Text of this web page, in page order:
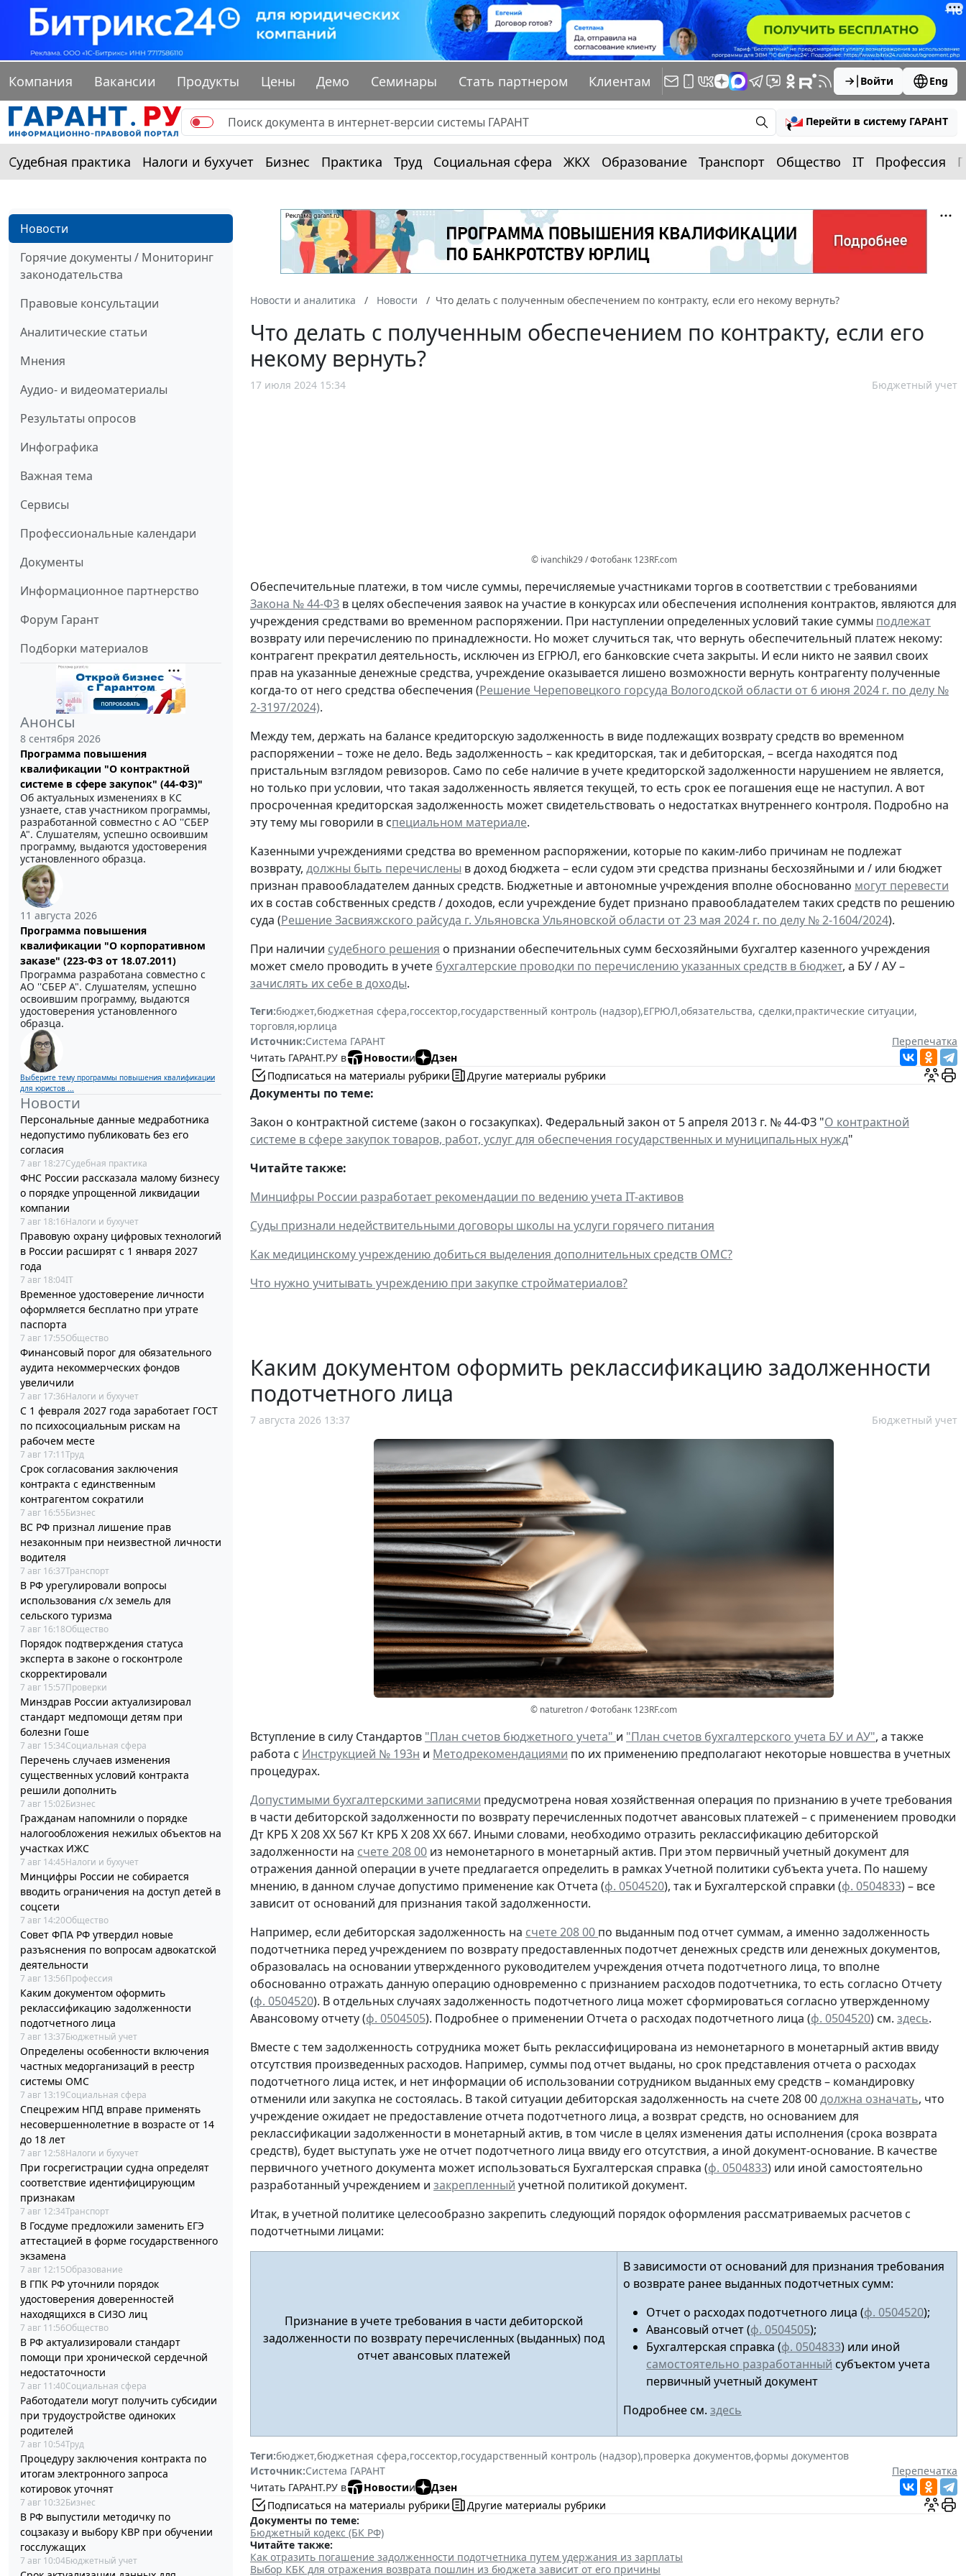
Компания Вакансии Продукты Цены Демо Семинары Стать партнером Клиентам Войти Eng
Перейти в систему ГАРАНТ
Судебная практика Налоги и бухучет Бизнес Практика Труд Социальная сфера ЖКХ Образование Транспорт Общество IT Профессия
Новости
Горячие документы / Мониторинг
законодательства
Правовые консультации
Аналитические статьи
Мнения
Аудио- и видеоматериалы
Результаты опросов
Инфографика
Важная тема
Сервисы
Профессиональные календари
Документы
Информационное партнерство
Форум Гарант
Подборки материалов
Анонсы
8 сентября 2026
Программа повышения
квалификации "О контрактной
системе в сфере закупок" (44-ФЗ)"
Об актуальных изменениях в КС
узнаете, став участником программы,
разработанной совместно с АО ''СБЕР
А". Слушателям, успешно освоившим
программу, выдаются удостоверения
установленного образца.
11 августа 2026
Программа повышения
квалификации "О корпоративном
заказе" (223-ФЗ от 18.07.2011)
Программа разработана совместно с
АО ''СБЕР А". Слушателям, успешно
освоившим программу, выдаются
удостоверения установленного
образца.
Выберите тему программы повышения квалификации
для юристов ...
Новости
Персональные данные медработника
недопустимо публиковать без его
согласия
7 авг 18:27Судебная практика
ФНС России рассказала малому бизнесу
о порядке упрощенной ликвидации
компании
7 авг 18:16Налоги и бухучет
Правовую охрану цифровых технологий
в России расширят с 1 января 2027
года
7 авг 18:04IT
Временное удостоверение личности
оформляется бесплатно при утрате
паспорта
7 авг 17:55Общество
Финансовый порог для обязательного
аудита некоммерческих фондов
увеличили
7 авг 17:36Налоги и бухучет
С 1 февраля 2027 года заработает ГОСТ
по психосоциальным рискам на
рабочем месте
7 авг 17:11Труд
Срок согласования заключения
контракта с единственным
контрагентом сократили
7 авг 16:55Бизнес
ВС РФ признал лишение прав
незаконным при неизвестной личности
водителя
7 авг 16:37Транспорт
В РФ урегулировали вопросы
использования с/х земель для
сельского туризма
7 авг 16:18Общество
Порядок подтверждения статуса
эксперта в законе о госконтроле
скорректировали
7 авг 15:57Проверки
Минздрав России актуализировал
стандарт медпомощи детям при
болезни Гоше
7 авг 15:34Социальная сфера
Перечень случаев изменения
существенных условий контракта
решили дополнить
7 авг 15:02Бизнес
Гражданам напомнили о порядке
налогообложения нежилых объектов на
участках ИЖС
7 авг 14:45Налоги и бухучет
Минцифры России не собирается
вводить ограничения на доступ детей в
соцсети
7 авг 14:20Общество
Совет ФПА РФ утвердил новые
разъяснения по вопросам адвокатской
деятельности
7 авг 13:56Профессия
Каким документом оформить
реклассификацию задолженности
подотчетного лица
7 авг 13:37Бюджетный учет
Определены особенности включения
частных медорганизаций в реестр
системы ОМС
7 авг 13:19Социальная сфера
Спецрежим НПД вправе применять
несовершеннолетние в возрасте от 14
до 18 лет
7 авг 12:58Налоги и бухучет
При госрегистрации судна определят
соответствие идентифицирующим
признакам
7 авг 12:34Транспорт
В Госдуме предложили заменить ЕГЭ
аттестацией в форме государственного
экзамена
7 авг 12:15Образование
В ГПК РФ уточнили порядок
удостоверения доверенностей
находящихся в СИЗО лиц
7 авг 11:56Общество
В РФ актуализировали стандарт
помощи при хронической сердечной
недостаточности
7 авг 11:40Социальная сфера
Работодатели могут получить субсидии
при трудоустройстве одиноких
родителей
7 авг 10:54Труд
Процедуру заключения контракта по
итогам электронного запроса
котировок уточнят
7 авг 10:32Бизнес
В РФ выпустили методичку по
соцзаказу и выбору КВР при обучении
госслужащих
7 авг 10:04Бюджетный учет
Новости и аналитика Новости Что делать с полученным обеспечением по контракту, если его некому вернуть?
Что делать с полученным обеспечением по контракту, если его
некому вернуть?
17 июля 2024 15:34 Бюджетный учет
© ivanchik29 / Фотобанк 123RF.com
Обеспечительные платежи, в том числе суммы, перечисляемые участниками торгов в соответствии с требованиями
Закона № 44-ФЗ в целях обеспечения заявок на участие в конкурсах или обеспечения исполнения контрактов, являются для
учреждения средствами во временном распоряжении. При наступлении определенных условий такие суммы подлежат
возврату или перечислению по принадлежности. Но может случиться так, что вернуть обеспечительный платеж некому:
контрагент прекратил деятельность, исключен из ЕГРЮЛ, его банковские счета закрыты. И если никто не заявил своих
прав на указанные денежные средства, учреждение оказывается лишено возможности вернуть контрагенту полученные
когда-то от него средства обеспечения (Решение Череповецкого горсуда Вологодской области от 6 июня 2024 г. по делу №
2-3197/2024).
Между тем, держать на балансе кредиторскую задолженность в виде подлежащих возврату средств во временном
распоряжении – тоже не дело. Ведь задолженность – как кредиторская, так и дебиторская, – всегда находятся под
пристальным взглядом ревизоров. Само по себе наличие в учете кредиторской задолженности нарушением не является,
но только при условии, что такая задолженность является текущей, то есть срок ее погашения еще не наступил. А вот
просроченная кредиторская задолженность может свидетельствовать о недостатках внутреннего контроля. Подробно на
эту тему мы говорили в специальном материале.
Казенными учреждениями средства во временном распоряжении, которые по каким-либо причинам не подлежат
возврату, должны быть перечислены в доход бюджета – если судом эти средства признаны бесхозяйными и / или бюджет
признан правообладателем данных средств. Бюджетные и автономные учреждения вполне обоснованно могут перевести
их в состав собственных средств / доходов, если учреждение будет признано правообладателем таких средств по решению
суда (Решение Засвияжского райсуда г. Ульяновска Ульяновской области от 23 мая 2024 г. по делу № 2-1604/2024).
При наличии судебного решения о признании обеспечительных сумм бесхозяйными бухгалтер казенного учреждения
может смело проводить в учете бухгалтерские проводки по перечислению указанных средств в бюджет, а БУ / АУ –
зачислять их себе в доходы.
Теги:бюджет,бюджетная сфера,госсектор,государственный контроль (надзор),ЕГРЮЛ,обязательства, сделки,практические ситуации,
торговля,юрлица
Источник:Система ГАРАНТ
Перепечатка
Читать ГАРАНТ.РУ в
Новостии
Дзен
Подписаться на материалы рубрики
Другие материалы рубрики
Документы по теме:
Закон о контрактной системе (закон о госзакупках). Федеральный закон от 5 апреля 2013 г. № 44-ФЗ "О контрактной
системе в сфере закупок товаров, работ, услуг для обеспечения государственных и муниципальных нужд"
Читайте также:
Минцифры России разработает рекомендации по ведению учета IТ-активов
Суды признали недействительными договоры школы на услуги горячего питания
Как медицинскому учреждению добиться выделения дополнительных средств ОМС?
Что нужно учитывать учреждению при закупке стройматериалов?
Каким документом оформить реклассификацию задолженности
подотчетного лица
7 августа 2026 13:37 Бюджетный учет
© naturetron / Фотобанк 123RF.com
Вступление в силу Стандартов "План счетов бюджетного учета" и "План счетов бухгалтерского учета БУ и АУ", а также
работа с Инструкцией № 193н и Методрекомендациями по их применению предполагают некоторые новшества в учетных
процедурах.
Допустимыми бухгалтерскими записями предусмотрена новая хозяйственная операция по признанию в учететребования
в части дебиторской задолженности по возврату перечисленных подотчет авансовых платежей – с применением проводки
Дт КРБ Х 208 ХХ 567 Кт КРБ Х 208 ХХ 667. Иными словами, необходимо отразить реклассификацию дебиторской
задолженности на счете 208 00 из немонетарного в монетарный актив. При этом первичный учетный документ для
отражения данной операции в учете предлагается определить в рамках Учетной политики субъекта учета. По нашему
мнению, в данном случае допустимо применение как Отчета (ф. 0504520), так и Бухгалтерской справки (ф. 0504833) – все
зависит от оснований для признания такой задолженности.
Например, если дебиторская задолженность на счете 208 00 по выданным под отчет суммам, а именно задолженность
подотчетника перед учреждением по возврату предоставленных подотчет денежных средств или денежных документов,
образовалась на основании утвержденного руководителем учреждения отчета подотчетного лица, то вполне
обоснованно отражать данную операцию одновременно с признанием расходов подотчетника, то есть согласно Отчету
(ф. 0504520). В отдельных случаях задолженность подотчетного лица может сформироваться согласно утвержденному
Авансовому отчету(ф. 0504505). Подробнее о применении Отчета о расходах подотчетного лица (ф. 0504520) см. здесь.
Вместе с тем задолженность сотрудника может быть реклассифицирована из немонетарного в монетарный актив ввиду
отсутствия произведенных расходов. Например, суммы под отчет выданы, но срок представления отчета о расходах
подотчетного лица истек, и нет информации об использовании сотрудником выданных ему средств – командировку
отменили или закупка не состоялась. В такой ситуации дебиторская задолженность на счете 208 00должна означать, что
учреждение ожидает не предоставление отчета подотчетного лица, а возврат средств, но основанием для
реклассификации задолженности в монетарный актив, в том числе в целях изменения даты исполнения (срока возврата
средств), будет выступать уже не отчет подотчетного лица ввиду его отсутствия, а иной документ-основание. В качестве
первичного учетного документа может использоваться Бухгалтерская справка (ф. 0504833) или иной самостоятельно
разработанный учреждением и закрепленный учетной политикой документ.
Итак, в учетной политике целесообразно закрепить следующий порядок оформления рассматриваемых расчетов с
подотчетными лицами:
Признание в учете требования в части дебиторской
задолженности по возврату перечисленных (выданных) под
отчет авансовых платежей
В зависимости от оснований для признания требования
о возврате ранее выданных подотчетных сумм:
Отчет о расходах подотчетного лица (ф. 0504520);
Авансовый отчет(ф. 0504505);
Бухгалтерская справка (ф. 0504833) или иной
самостоятельно разработанный субъектом учета
первичный учетный документ
Подробнее см. здесь
Теги:бюджет,бюджетная сфера,госсектор,государственный контроль (надзор),проверка документов,формы документов
Источник:Система ГАРАНТ
Перепечатка
Читать ГАРАНТ.РУ в
Новостии
Дзен
Подписаться на материалы рубрики
Другие материалы рубрики
Документы по теме:
Бюджетный кодекс (БК РФ)
Читайте также:
Как отразить погашение задолженности подотчетника путем удержания из зарплаты
Выбор КБК для отражения возврата пошлин из бюджета зависит от его причины